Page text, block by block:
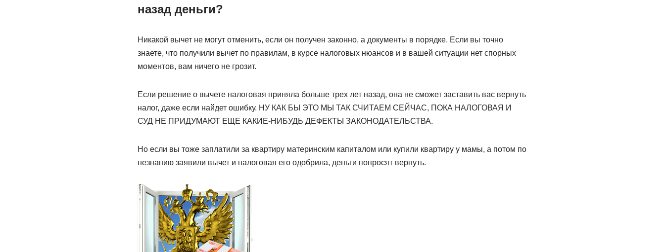
назад деньги?
Никакой вычет не могут отменить, если он получен законно, а документы в порядке. Если вы точно
знаете, что получили вычет по правилам, в курсе налоговых нюансов и в вашей ситуации нет спорных
моментов, вам ничего не грозит.
Если решение о вычете налоговая приняла больше трех лет назад, она не сможет заставить вас вернуть
налог, даже если найдет ошибку. НУ КАК БЫ ЭТО МЫ ТАК СЧИТАЕМ СЕЙЧАС, ПОКА НАЛОГОВАЯ И
СУД НЕ ПРИДУМАЮТ ЕЩЕ КАКИЕ-НИБУДЬ ДЕФЕКТЫ ЗАКОНОДАТЕЛЬСТВА.
Но если вы тоже заплатили за квартиру материнским капиталом или купили квартиру у мамы, а потом по
незнанию заявили вычет и налоговая его одобрила, деньги попросят вернуть.